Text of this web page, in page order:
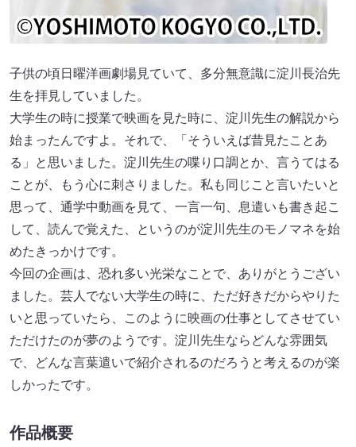
子供の頃日曜洋画劇場見ていて、多分無意識に淀川長治先
生を拝見していました。
大学生の時に授業で映画を見た時に、淀川先生の解説から
始まったんですよ。それで、「そういえば昔見たことあ
る」と思いました。淀川先生の喋り口調とか、言うてはる
ことが、もう心に刺さりました。私も同じこと言いたいと
思って、通学中動画を見て、一言一句、息遣いも書き起こ
して、読んで覚えた、というのが淀川先生のモノマネを始
めたきっかけです。
今回の企画は、恐れ多い光栄なことで、ありがとうござい
ました。芸人でない大学生の時に、ただ好きだからやりた
いと思っていたら、このように映画の仕事としてさせてい
ただけたのが夢のようです。淀川先生ならどんな雰囲気
で、どんな言葉遣いで紹介されるのだろうと考えるのが楽
しかったです。
作品概要